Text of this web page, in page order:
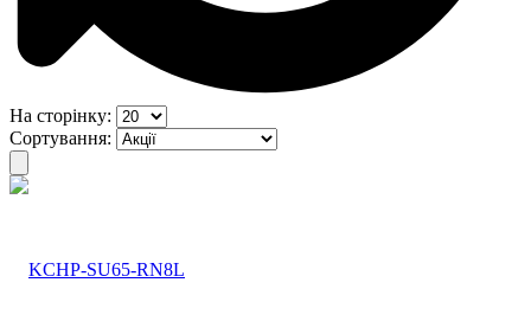
На сторінку:
Сортування: